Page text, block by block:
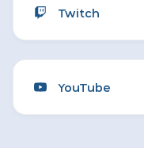
Twitch
YouTube